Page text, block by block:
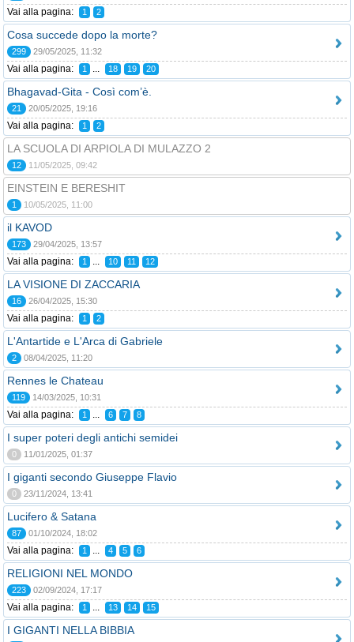
Vai alla pagina: 1 2
Cosa succede dopo la morte?
299 29/05/2025, 11:32
Vai alla pagina: 1 ... 18 19 20
Bhagavad-Gita - Così com’è.
21 20/05/2025, 19:16
Vai alla pagina: 1 2
LA SCUOLA DI ARPIOLA DI MULAZZO 2
12 11/05/2025, 09:42
EINSTEIN E BERESHIT
1 10/05/2025, 11:00
il KAVOD
173 29/04/2025, 13:57
Vai alla pagina: 1 ... 10 11 12
LA VISIONE DI ZACCARIA
16 26/04/2025, 15:30
Vai alla pagina: 1 2
L'Antartide e L'Arca di Gabriele
2 08/04/2025, 11:20
Rennes le Chateau
119 14/03/2025, 10:31
Vai alla pagina: 1 ... 6 7 8
I super poteri degli antichi semidei
0 11/01/2025, 01:37
I giganti secondo Giuseppe Flavio
0 23/11/2024, 13:41
Lucifero & Satana
87 01/10/2024, 18:02
Vai alla pagina: 1 ... 4 5 6
RELIGIONI NEL MONDO
223 02/09/2024, 17:17
Vai alla pagina: 1 ... 13 14 15
I GIGANTI NELLA BIBBIA